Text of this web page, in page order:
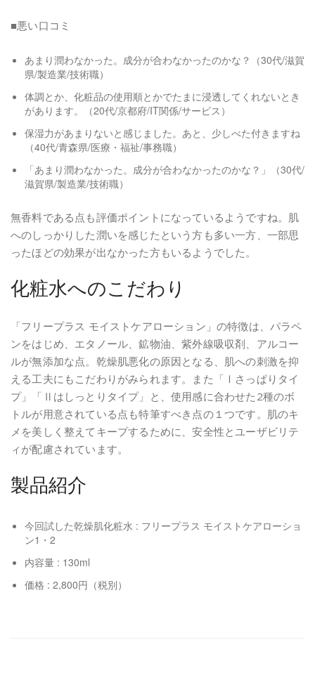
■悪い口コミ
あまり潤わなかった。成分が合わなかったのかな？（30代/滋賀
県/製造業/技術職）
体調とか、化粧品の使用順とかでたまに浸透してくれないとき
があります。（20代/京都府/IT関係/サービス）
保湿力があまりないと感じました。あと、少しべた付きますね
（40代/青森県/医療・福祉/事務職）
「あまり潤わなかった。成分が合わなかったのかな？」（30代/
滋賀県/製造業/技術職）
無香料である点も評価ポイントになっているようですね。肌
へのしっかりした潤いを感じたという方も多い一方、一部思
ったほどの効果が出なかった方もいるようでした。
化粧水へのこだわり
「フリープラス モイストケアローション」の特徴は、パラペ
ンをはじめ、エタノール、鉱物油、紫外線吸収剤、アルコー
ルが無添加な点。乾燥肌悪化の原因となる、肌への刺激を抑
える工夫にもこだわりがみられます。また「Ⅰさっぱりタイ
プ」「Ⅱはしっとりタイプ」と、使用感に合わせた2種のボ
トルが用意されている点も特筆すべき点の１つです。肌のキ
メを美しく整えてキープするために、安全性とユーザビリテ
ィが配慮されています。
製品紹介
今回試した乾燥肌化粧水 : フリープラス モイストケアローショ
ン1・2
内容量 : 130ml
価格 : 2,800円（税別）